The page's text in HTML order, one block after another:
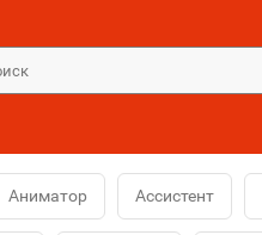
Аниматор Ассистент